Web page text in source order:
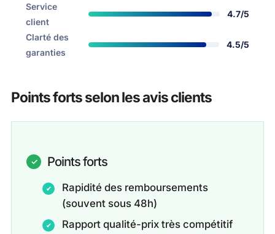
Service
client
4.7/5
Clarté des
garanties
4.5/5
Points forts selon les avis clients
Points forts
Rapidité des remboursements
(souvent sous 48h)
Rapport qualité-prix très compétitif